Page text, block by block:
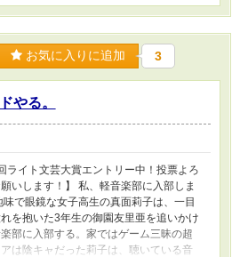
お気に入りに追加 3
やる。
ライト文芸大賞エントリー中！投票よろ
いします！】 私、軽音楽部に入部しま
味で眼鏡な女子高生の真面莉子は、一目
を抱いた3年生の御園友里亜を追いかけ
部に入部する。家ではゲーム三昧の超
は陰キャだった莉子は、聴いている音